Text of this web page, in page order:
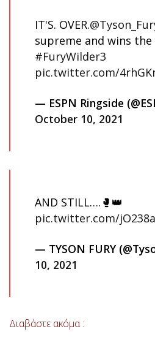
IT'S. OVER.
supreme and wins
#FuryWilder3
pic.twitter.com/
— ESPN Ringside
October 10, 2021
AND STILL….🥊👑
pic.twitter.com/
— TYSON FURY
10, 2021
Διαβάστε ακόμα :